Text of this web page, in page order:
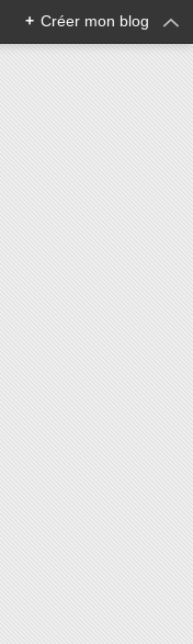
+ Créer mon blog